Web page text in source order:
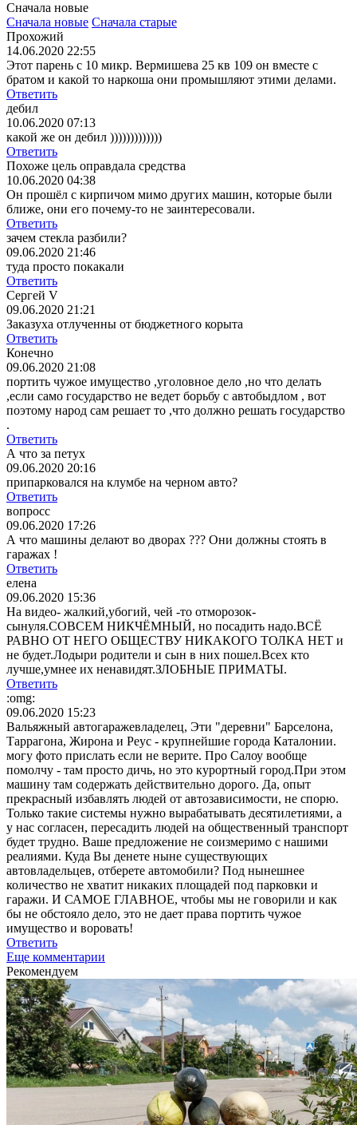
Сначала новые
Сначала новые Сначала старые
Прохожий
14.06.2020 22:55
Этот парень с 10 микр. Вермишева 25 кв 109 он вместе с
братом и какой то наркоша они промышляют этими делами.
Ответить
дебил
10.06.2020 07:13
какой же он дебил )))))))))))))
Ответить
Похоже цель оправдала средства
10.06.2020 04:38
Он прошёл с кирпичом мимо других машин, которые были
ближе, они его почему-то не заинтересовали.
Ответить
зачем стекла разбили?
09.06.2020 21:46
туда просто покакали
Ответить
Сергей V
09.06.2020 21:21
Заказуха отлученны от бюджетного корыта
Ответить
Конечно
09.06.2020 21:08
портить чужое имущество ,уголовное дело ,но что делать
,если само государство не ведет борьбу с автобыдлом , вот
поэтому народ сам решает то ,что должно решать государство
.
Ответить
А что за петух
09.06.2020 20:16
припарковался на клумбе на черном авто?
Ответить
вопросс
09.06.2020 17:26
А что машины делают во дворах ??? Они должны стоять в
гаражах !
Ответить
елена
09.06.2020 15:36
На видео- жалкий,убогий, чей -то отморозок-
сынуля.СОВСЕМ НИКЧЁМНЫЙ, но посадить надо.ВСЁ
РАВНО ОТ НЕГО ОБЩЕСТВУ НИКАКОГО ТОЛКА НЕТ и
не будет.Лодыри родители и сын в них пошел.Всех кто
лучше,умнее их ненавидят.ЗЛОБНЫЕ ПРИМАТЫ.
Ответить
:omg:
09.06.2020 15:23
Вальяжный автогаражевладелец, Эти "деревни" Барселона,
Таррагона, Жирона и Реус - крупнейшие города Каталонии.
могу фото прислать если не верите. Про Салоу вообще
помолчу - там просто дичь, но это курортный город.При этом
машину там содержать действительно дорого. Да, опыт
прекрасный избавлять людей от автозависимости, не спорю.
Только такие системы нужно вырабатывать десятилетиями, а
у нас согласен, пересадить людей на общественный транспорт
будет трудно. Ваше предложение не соизмеримо с нашими
реалиями. Куда Вы денете ныне существующих
автовладельцев, отберете автомобили? Под нынешнее
количество не хватит никаких площадей под парковки и
гаражи. И САМОЕ ГЛАВНОЕ, чтобы мы не говорили и как
бы не обстояло дело, это не дает права портить чужое
имущество и воровать!
Ответить
Еще комментарии
Рекомендуем